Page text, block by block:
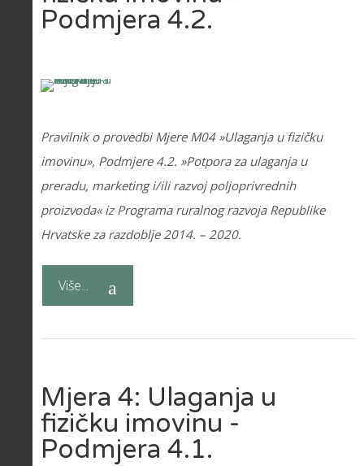
Podmjera 4.2.
Pravilnik o provedbi Mjere M04 »Ulaganja u fizičku
imovinu», Podmjere 4.2. »Potpora za ulaganja u
preradu, marketing i/ili razvoj poljoprivrednih
proizvoda« iz Programa ruralnog razvoja Republike
Hrvatske za razdoblje 2014. – 2020.
Više...
Mjera 4: Ulaganja u
fizičku imovinu -
Podmjera 4.1.